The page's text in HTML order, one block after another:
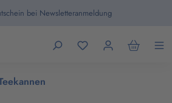
bei Newsletteranmeldung